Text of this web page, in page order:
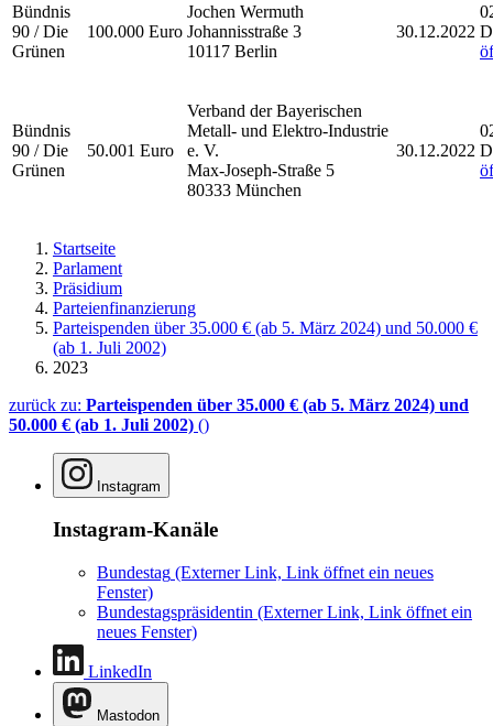
Bündnis
90 / Die
Grünen
100.000 Euro
Jochen Wermuth
Johannisstraße 3
10117 Berlin
30.12.2022
Bündnis
90 / Die
Grünen
50.001 Euro
Verband der Bayerischen
Metall- und Elektro-Industrie
e. V.
Max-Joseph-Straße 5
80333 München
30.12.2022
Startseite
Parlament
Präsidium
Parteienfinanzierung
Parteispenden über 35.000 € (ab 5. März 2024) und 50.000 €
(ab 1. Juli 2002)
2023
zurück zu: Parteispenden über 35.000 € (ab 5. März 2024) und
50.000 € (ab 1. Juli 2002) ()
Instagram
Instagram-Kanäle
Bundestag (Externer Link, Link öffnet ein neues
Fenster)
Bundestagspräsidentin (Externer Link, Link öffnet ein
neues Fenster)
LinkedIn
Mastodon